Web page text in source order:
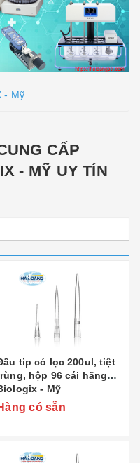
- Mỹ
CẤP
- MỸ UY TÍN
tip có lọc 200ul, tiệt
hộp 96 cái hãng
- Mỹ
có sẵn